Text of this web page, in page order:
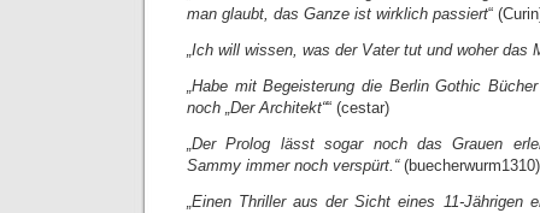
man glaubt, das Ganze ist wirklich passiert“
„Ich will wissen, was der Vater tut und woher das
„Habe mit Begeisterung die Berlin Gothic
noch „Der Architekt““ (cestar)
„Der Prolog lässt sogar noch das Grauen
Sammy immer noch verspürt.“(buecherwurm1310)
„Einen Thriller aus der Sicht eines 11-Jährigen